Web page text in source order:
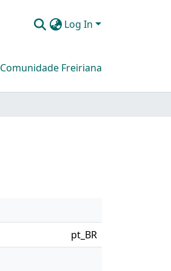
Log In
Comunidade Freiriana
pt_BR